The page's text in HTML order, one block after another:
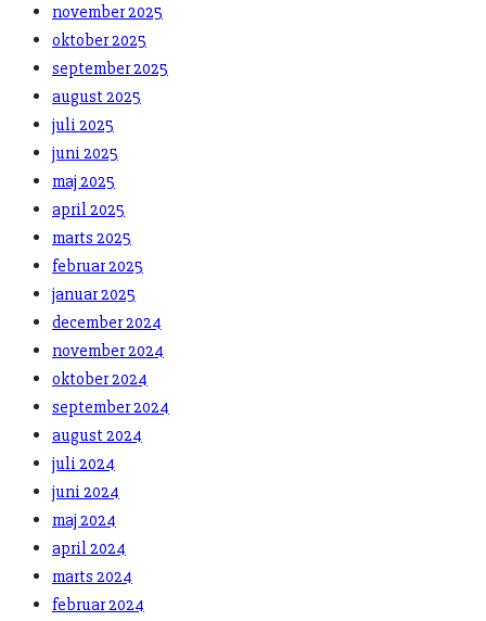
november 2025
oktober 2025
september 2025
august 2025
juli 2025
juni 2025
maj 2025
april 2025
marts 2025
februar 2025
januar 2025
december 2024
november 2024
oktober 2024
september 2024
august 2024
juli 2024
juni 2024
maj 2024
april 2024
marts 2024
februar 2024